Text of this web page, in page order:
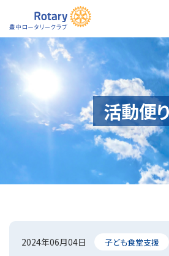
活動便り
2024年06月04日 子ども食堂支援